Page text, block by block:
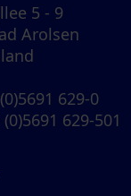
5 - 9
Arolsen
629-0
629-501